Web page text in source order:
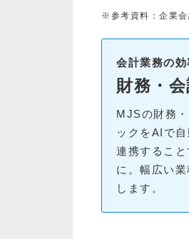
※参考資料：企業
会計業務の
財務・
MJSの財務
ックをAIで
連携するこ
に。幅広い
します。